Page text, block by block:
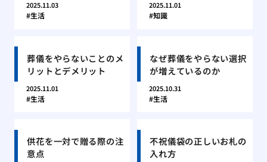
2025.11.03
生活
2025.11.01
知識
葬儀をやらないことのメ
リットとデメリット
2025.11.01
生活
なぜ葬儀をやらない選択
が増えているのか
2025.10.31
生活
供花を一対で贈る際の注
意点
不祝儀袋の正しいお札の
入れ方